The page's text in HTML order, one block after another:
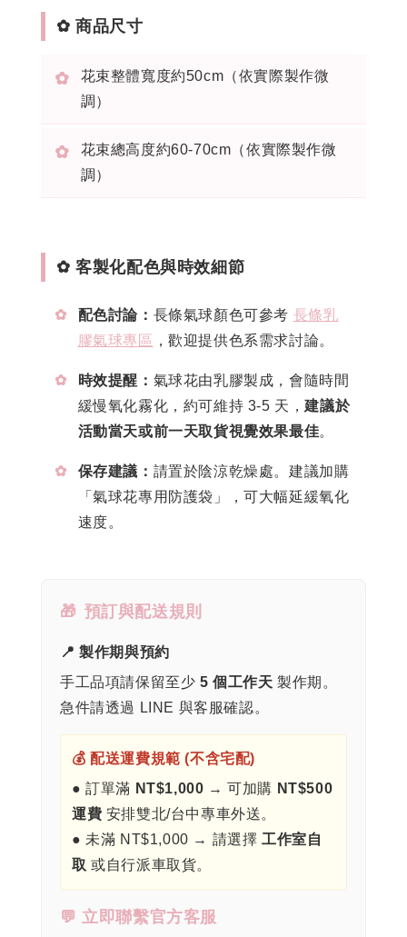
✿ 商品尺寸
✿
花束整體寬度約50cm（依實際製作微
調）
✿
花束總高度約60-70cm（依實際製作微
調）
✿ 客製化配色與時效細節
✿ 配色討論： 長條氣球顏色可參考 長條乳
膠氣球專區 ，歡迎提供色系需求討論。
✿ 時效提醒： 氣球花由乳膠製成，會隨時間
緩慢氧化霧化，約可維持 3-5 天，建議於
活動當天或前一天取貨視覺效果最佳。
✿ 保存建議： 請置於陰涼乾燥處。建議加購
「氣球花專用防護袋」，可大幅延緩氧化
速度。
🎁 預訂與配送規則
📍 製作期與預約
手工品項請保留至少 5 個工作天 製作期。
急件請透過 LINE 與客服確認。
💰 配送運費規範 (不含宅配)
● 訂單滿 NT$1,000 → 可加購 NT$500
運費 安排雙北/台中專車外送。
● 未滿 NT$1,000 → 請選擇工作室自
取 或自行派車取貨。
💬 立即聯繫官方客服